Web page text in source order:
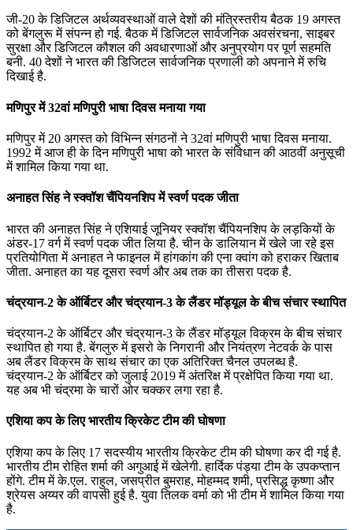
जी-20 के डिजिटल अर्थव्यवस्थाओं वाले देशों की मंत्रिस्‍तरीय बैठक 19 अगस्त
को बेंगलुरू में संपन्‍न हो गई. बैठक में डिजिटल सार्वजनिक अवसंरचना, साइबर
सुरक्षा और डिजिटल कौशल की अवधारणाओं और अनुप्रयोग पर पूर्ण सहमति
बनी. 40 देशों ने भारत की डिजिटल सार्वजनिक प्रणाली को अपनाने में रुचि
दिखाई है.
मणिपुर में 32वां मणिपुरी भाषा दिवस मनाया गया
मणिपुर में 20 अगस्त को विभिन्‍न संगठनों ने 32वां मणिपुरी भाषा दिवस मनाया.
1992 में आज ही के दिन मणिपुरी भाषा को भारत के संविधान की आठवीं अनुसूची
में शामिल किया गया था.
अनाहत सिंह ने स्‍क्‍वॉश चैंपियनशिप में स्वर्ण पदक जीता
भारत की अनाहत सिंह ने एशियाई जूनियर स्‍क्‍वॉश चैंपियनशिप के लड़कियों के
अंडर-17 वर्ग में स्वर्ण पदक जीत लिया है. चीन के डालियान में खेले जा रहे इस
प्रतियोगिता में अनाहत ने फाइनल में हांगकांग की एना क्वांग को हराकर खिताब
जीता. अनाहत का यह दूसरा स्वर्ण और अब तक का तीसरा पदक है.
चंद्रयान-2 के ऑर्बिटर और चंद्रयान-3 के लैंडर मॉड्यूल के बीच संचार स्थापित
चंद्रयान-2 के ऑर्बिटर और चंद्रयान-3 के लैंडर मॉड्यूल विक्रम के बीच संचार
स्थापित हो गया है. बेंगलुरु में इसरो के निगरानी और नियंत्रण नेटवर्क के पास
अब लैंडर विक्रम के साथ संचार का एक अतिरिक्त चैनल उपलब्ध है.
चंद्रयान-2 के ऑर्बिटर को जुलाई 2019 में अंतरिक्ष में प्रक्षेपित किया गया था.
यह अब भी चंद्रमा के चारों ओर चक्कर लगा रहा है.
एशिया कप के लिए भारतीय क्रिकेट टीम की घोषणा
एशिया कप के लिए 17 सदस्यीय भारतीय क्रिकेट टीम की घोषणा कर दी गई है.
भारतीय टीम रोहित शर्मा की अगुआई में खेलेगी. हार्दिक पंड्या टीम के उपकप्तान
होंगे. टीम में के.एल. राहुल, जसप्रीत बुमराह, मोहम्मद शमी, प्रसिद्ध कृष्णा और
श्रेयस अय्यर की वापसी हुई है. युवा तिलक वर्मा को भी टीम में शामिल किया गया
है.